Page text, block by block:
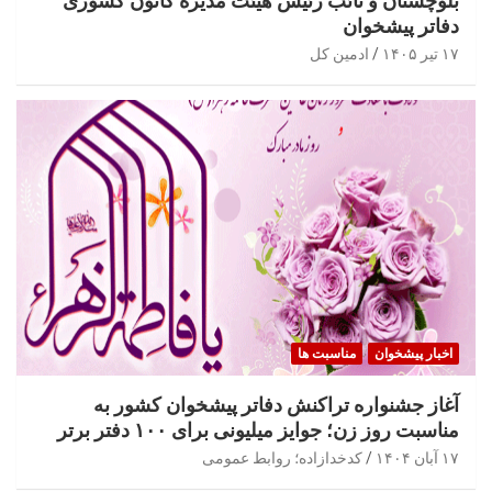
دفاتر پیشخوان
۱۷ تیر ۱۴۰۵ ادمین کل
اخبار پیشخوان مناسبت ها
آغاز جشنواره تراکنش دفاتر پیشخوان کشور به
مناسبت روز زن؛ جوایز میلیونی برای ۱۰۰ دفتر برتر
۱۷ آبان ۱۴۰۴ کدخدازاده؛ روابط عمومی